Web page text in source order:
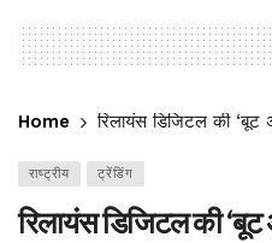
Home रिलायंस डिजिटल की ‘बूट
राष्ट्रीय ट्रेंडिंग
रिलायंस डिजिटल की ‘बूट